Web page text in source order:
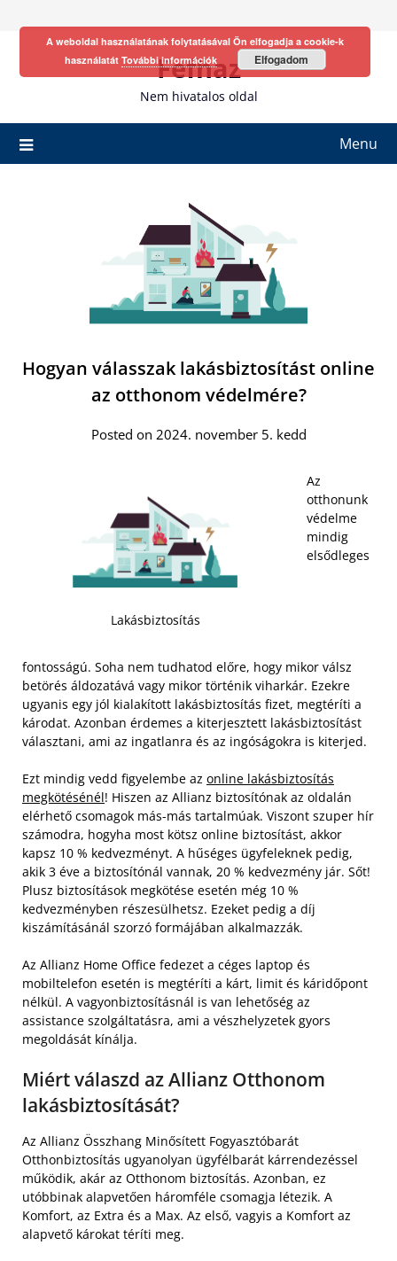
Fefhaz
Nem hivatalos oldal
Menu
Hogyan válasszak lakásbiztosítást online
az otthonom védelmére?
Posted on 2024. november 5. kedd
Lakásbiztosítás
Az
otthonunk
védelme
mindig
elsődleges
fontosságú. Soha nem tudhatod előre, hogy mikor válsz
betörés áldozatává vagy mikor történik viharkár. Ezekre
ugyanis egy jól kialakított lakásbiztosítás fizet, megtéríti a
károdat. Azonban érdemes a kiterjesztett lakásbiztosítást
választani, ami az ingatlanra és az ingóságokra is kiterjed.
Ezt mindig vedd figyelembe az online lakásbiztosítás
megkötésénél! Hiszen az Allianz biztosítónak az oldalán
elérhető csomagok más-más tartalmúak. Viszont szuper hír
számodra, hogyha most kötsz online biztosítást, akkor
kapsz 10 % kedvezményt. A hűséges ügyfeleknek pedig,
akik 3 éve a biztosítónál vannak, 20 % kedvezmény jár. Sőt!
Plusz biztosítások megkötése esetén még 10 %
kedvezményben részesülhetsz. Ezeket pedig a díj
kiszámításánál szorzó formájában alkalmazzák.
Az Allianz Home Office fedezet a céges laptop és
mobiltelefon esetén is megtéríti a kárt, limit és káridőpont
nélkül. A vagyonbiztosításnál is van lehetőség az
assistance szolgáltatásra, ami a vészhelyzetek gyors
megoldását kínálja.
Miért válaszd az Allianz Otthonom
lakásbiztosítását?
Az Allianz Összhang Minősített Fogyasztóbarát
Otthonbiztosítás ugyanolyan ügyfélbarát kárrendezéssel
működik, akár az Otthonom biztosítás. Azonban, ez
utóbbinak alapvetően háromféle csomagja létezik. A
Komfort, az Extra és a Max. Az első, vagyis a Komfort az
alapvető károkat téríti meg.
A weboldal használatának folytatásával Ön elfogadja a cookie-k
használatát További információk Elfogadom